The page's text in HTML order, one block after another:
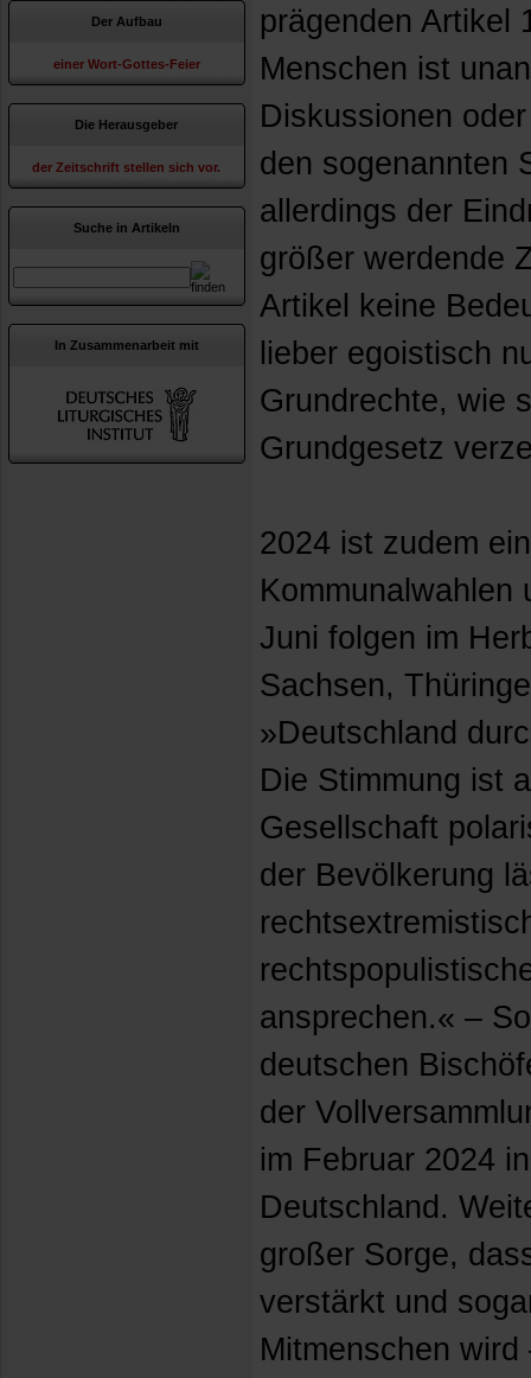
Der Aufbau
einer Wort-Gottes-Feier
Die Herausgeber
der Zeitschrift stellen sich vor.
Suche in Artikeln
In Zusammenarbeit mit
prägenden Artikel
Menschen ist
Diskussionen
den sogenannten
allerdings der
größer werdende
Artikel keine
lieber egoistisch
Grundrechte, wie
Grundgesetz
2024 ist zudem
Kommunalwahlen
Juni folgen im
Sachsen,
»Deutschland
Die Stimmung ist
Gesellschaft
der Bevölkerung
ansprechen.« –
deutschen
der
im Februar 2024
Deutschland.
großer Sorge,
verstärkt und
Mitmenschen